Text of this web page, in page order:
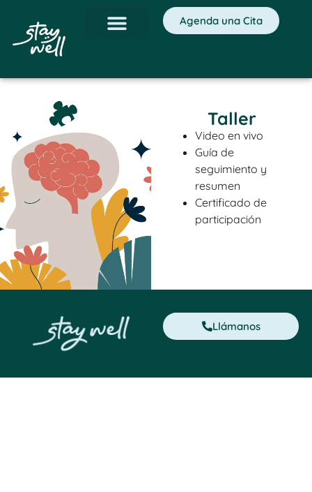
Agenda una Cita
Taller
Video en vivo
Guía de
seguimiento y
resumen
Certificado de
participación
Llámanos